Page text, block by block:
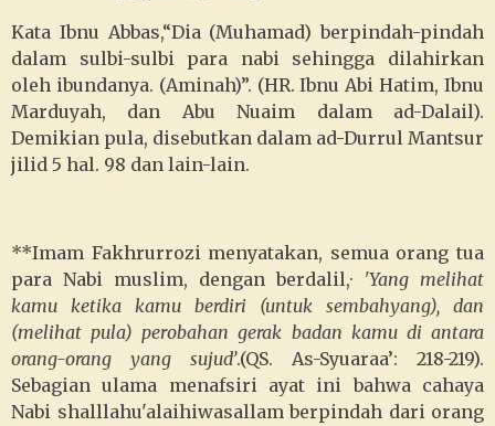
Kata Ibnu Abbas,“Dia (Muhamad) berpindah-pindah
dalam sulbi-sulbi para nabi sehingga dilahirkan
oleh ibundanya. (Aminah)”. (HR. Ibnu Abi Hatim, Ibnu
Marduyah, dan Abu Nuaim dalam ad-Dalail).
Demikian pula, disebutkan dalam ad-Durrul Mantsur
jilid 5 hal. 98 dan lain-lain.
**Imam Fakhrurrozi menyatakan, semua orang tua
para Nabi muslim, dengan berdalil,· 'Yang melihat
kamu ketika kamu berdiri (untuk sembahyang), dan
(melihat pula) perobahan gerak badan kamu di antara
orang-orang yang sujud’.(QS. As-Syuaraa’: 218-219).
Sebagian ulama menafsiri ayat ini bahwa cahaya
Nabi shalllahu'alaihiwasallam berpindah dari orang